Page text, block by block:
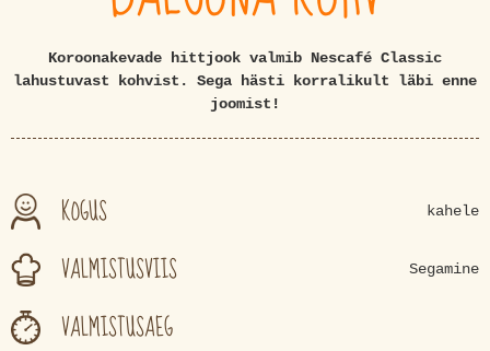
Koroonakevade hittjook valmib Nescafé Classic
lahustuvast kohvist. Sega hästi korralikult läbi enne
joomist!
KOGUS kahele
VALMISTUSVIIS Segamine
VALMISTUSAEG